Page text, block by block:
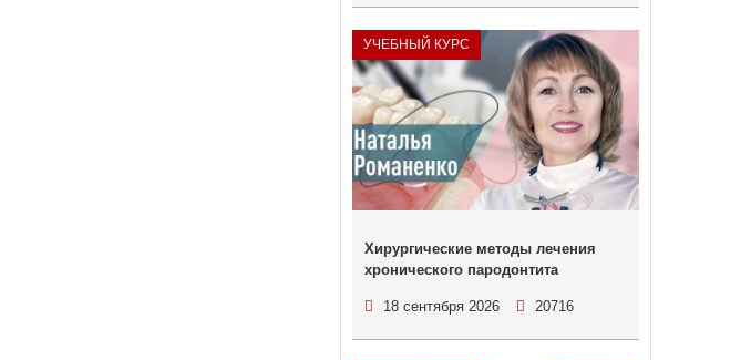
УЧЕБНЫЙ КУРС
Хирургические методы лечения
хронического пародонтита
18 сентября 2026 20716